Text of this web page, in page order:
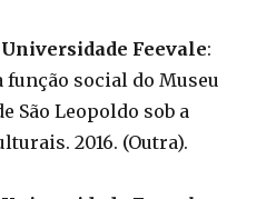
Feevale:
função social do Museu
São Leopoldo sob a
2016. (Outra).